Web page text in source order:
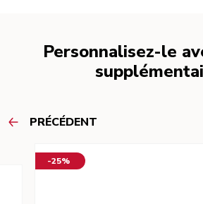
Personnalisez-le
PRÉCÉDENT
-25%